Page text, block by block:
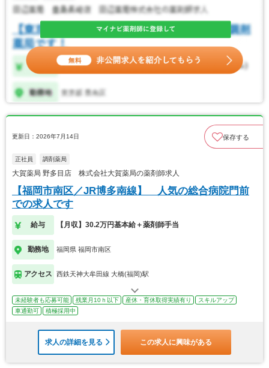
更新日：2026年7月14日 保存する
正社員 調剤薬局
大賀薬局 野多目店 株式会社大賀薬局の薬剤師求人
【福岡市南区／JR博多南線】 人気の総合病院門前
での求人です
給与 【月収】30.2万円基本給＋薬剤師手当
勤務地 福岡県 福岡市南区
アクセス 西鉄天神大牟田線 大橋(福岡)駅
未経験者も応募可能 残業月10ｈ以下 産休・育休取得実績有り
スキルアップ
車通勤可
積極採用中
求人の詳細を見る この求人に興味がある